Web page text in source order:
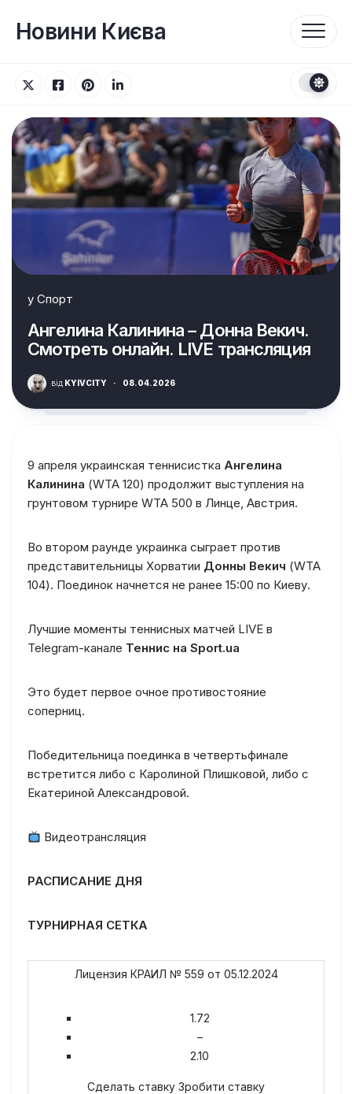
вмістуНовини Києва
у Спорт
Ангелина Калинина – Донна Векич.
Смотреть онлайн. LIVE трансляция
від KYIVCITY · 08.04.2026
9 апреля украинская теннисистка Ангелина
Калинина (WTA 120) продолжит выступления на
грунтовом турнире WTA 500 в Линце, Австрия.
Во втором раунде украинка сыграет против
представительницы Хорватии Донны Векич (WTA
104). Поединок начнется не ранее 15:00 по Киеву.
Лучшие моменты теннисных матчей LIVE в
Telegram-канале Теннис на Sport.ua
Это будет первое очное противостояние
соперниц.
Победительница поединка в четвертьфинале
встретится либо с Каролиной Плишковой, либо с
Екатериной Александровой.
Видеотрансляция
РАСПИСАНИЕ ДНЯ
ТУРНИРНАЯ СЕТКА
Лицензия КРАИЛ № 559 от 05.12.2024
1.72
–
2.10
Сделать ставку Зробити ставку